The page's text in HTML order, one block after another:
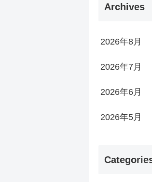
Archives
2026年8月
2026年7月
2026年6月
2026年5月